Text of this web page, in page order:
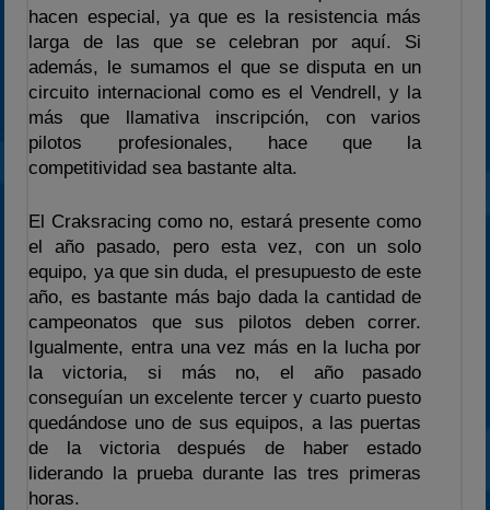
2024
2025
Estadísticas
Preguntas Frecuentes
hacen especial, ya que es la resistencia más
larga de las que se celebran por aquí. Si
además, le sumamos el que se disputa en un
circuito internacional como es el Vendrell, y la
más que llamativa inscripción, con varios
pilotos profesionales, hace que la
competitividad sea bastante alta.
El Craksracing como no, estará presente como
el año pasado, pero esta vez, con un solo
equipo, ya que sin duda, el presupuesto de este
año, es bastante más bajo dada la cantidad de
campeonatos que sus pilotos deben correr.
Igualmente, entra una vez más en la lucha por
la victoria, si más no, el año pasado
conseguían un excelente tercer y cuarto puesto
quedándose uno de sus equipos, a las puertas
de la victoria después de haber estado
liderando la prueba durante las tres primeras
horas.